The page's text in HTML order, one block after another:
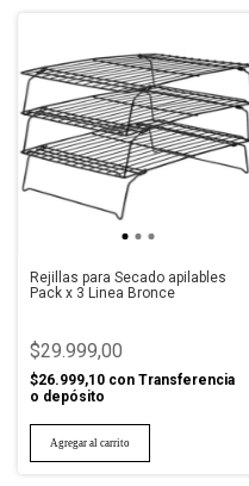
Rejillas para Secado apilables
Pack x 3 Linea Bronce
$29.999,00
$26.999,10 con Transferencia
o depósito